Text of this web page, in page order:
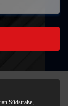
Südstraße,